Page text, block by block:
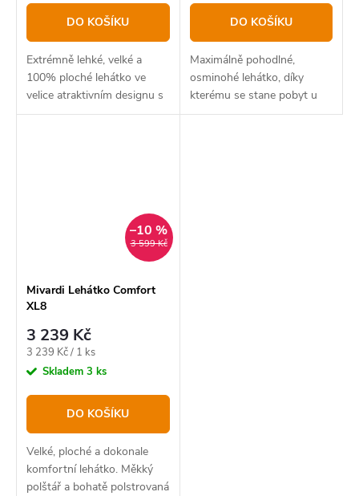
DO KOŠÍKU
Extrémně lehké, velké a
100% ploché lehátko ve
velice atraktivním designu s
digitálním maskováním.
DO KOŠÍKU
Maximálně pohodlné,
osminohé lehátko, díky
kterému se stane pobyt u
vody vždy dokonalým a
3 599 Kč
–10 %
Mivardi Lehátko Comfort
XL8
3 239 Kč
Měrná
cena:
3 239 Kč / 1 ks
Skladem 3 ks
DO KOŠÍKU
Velké, ploché a dokonale
komfortní lehátko. Měkký
polštář a bohatě polstrovaná